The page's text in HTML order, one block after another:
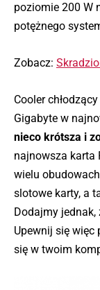
poziomie 200 W
potężnego
Zobacz:
Cooler
Gigabyte w
nieco krótsza i
najnowsza karta
wielu
slotowe karty, a
Dodajmy jednak,
Upewnij się więc
się w twoim